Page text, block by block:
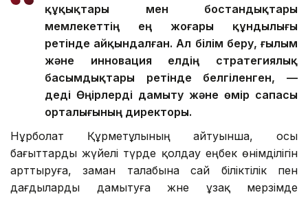
құқықтары мен бостандықтары
мемлекеттің ең жоғары құндылығы
ретінде айқындалған. Ал білім беру, ғылым
және инновация елдің стратегиялық
басымдықтары ретінде белгіленген, —
деді Өңірлерді дамыту және өмір сапасы
орталығының директоры.
Нұрболат Құрметұлының айтуынша, осы
бағыттарды жүйелі түрде қолдау еңбек өнімділігін
арттыруға, заман талабына сай біліктілік пен
дағдыларды дамытуға және ұзақ мерзімде